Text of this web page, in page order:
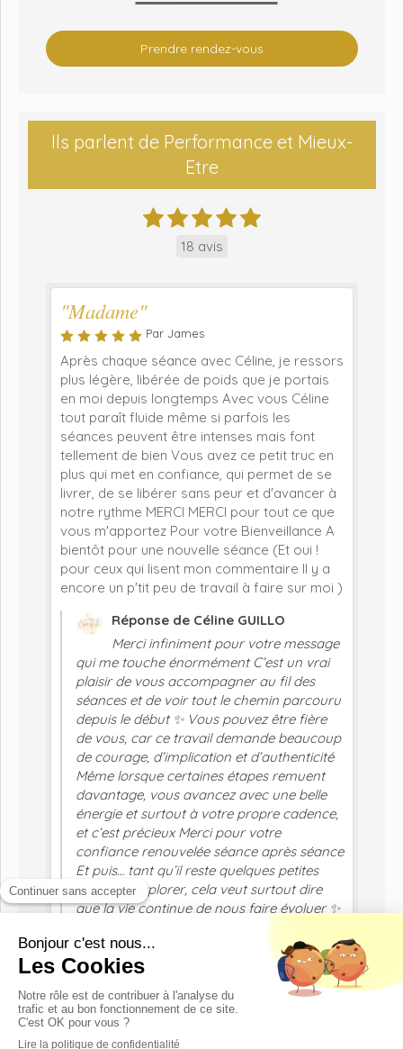
Prendre rendez-vous
Ils parlent de Performance et Mieux-
Etre
18 avis
"Madame"
Par James
Après chaque séance avec Céline, je ressors
plus légère, libérée de poids que je portais
en moi depuis longtemps Avec vous Céline
tout paraît fluide même si parfois les
séances peuvent être intenses mais font
tellement de bien Vous avez ce petit truc en
plus qui met en confiance, qui permet de se
livrer, de se libérer sans peur et d'avancer à
notre rythme MERCI MERCI pour tout ce que
vous m'apportez Pour votre Bienveillance A
bientôt pour une nouvelle séance (Et oui !
pour ceux qui lisent mon commentaire Il y a
encore un p'tit peu de travail à faire sur moi )
Réponse de Céline GUILLO
Merci infiniment pour votre message
qui me touche énormément C’est un vrai
plaisir de vous accompagner au fil des
séances et de voir tout le chemin parcouru
depuis le début ✨ Vous pouvez être fière
de vous, car ce travail demande beaucoup
de courage, d’implication et d’authenticité
Même lorsque certaines étapes remuent
davantage, vous avancez avec une belle
énergie et surtout à votre propre cadence,
et c’est précieux Merci pour votre
confiance renouvelée séance après séance
Et puis… tant qu’il reste quelques petites
choses à explorer, cela veut surtout dire
que la vie continue de nous faire évoluer ✨
Voir tous les témoignages